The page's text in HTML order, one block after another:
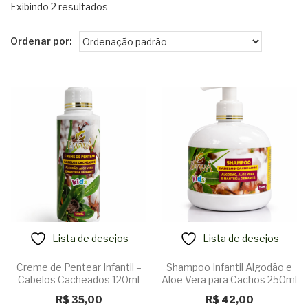
Exibindo 2 resultados
Ordenar por:
Lista de desejos
Creme de Pentear Infantil –
Cabelos Cacheados 120ml
R$35,00
Lista de desejos
Shampoo Infantil Algodão e
Aloe Vera para Cachos 250ml
R$42,00